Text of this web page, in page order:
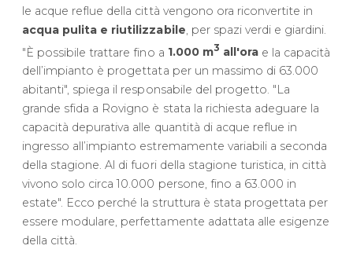
le acque reflue della città vengono ora riconvertite in
acqua pulita e riutilizzabile, per spazi verdi e giardini.
"È possibile trattare fino a 1.000 m3 all'ora e la capacità
dell’impianto è progettata per un massimo di 63.000
abitanti", spiega il responsabile del progetto. "La
grande sfida a Rovigno è stata la richiesta adeguare la
capacità depurativa alle quantità di acque reflue in
ingresso all’impianto estremamente variabili a seconda
della stagione. Al di fuori della stagione turistica, in città
vivono solo circa 10.000 persone, fino a 63.000 in
estate". Ecco perché la struttura è stata progettata per
essere modulare, perfettamente adattata alle esigenze
della città.